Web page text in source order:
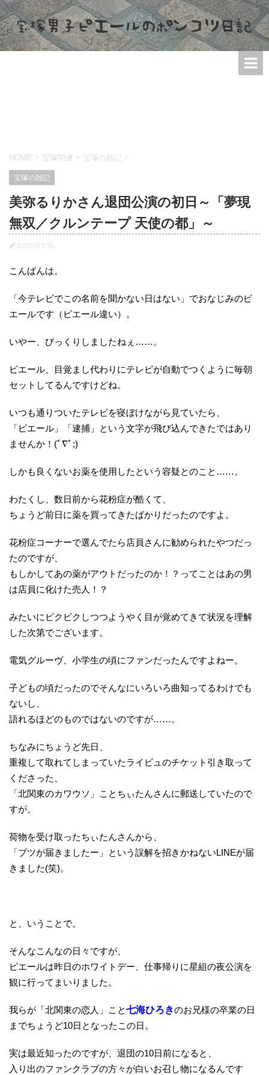
HOME > 宝塚関連 > 宝塚の雑記 >
宝塚の雑記
美弥るりかさん退団公演の初日～「夢現
無双／クルンテープ 天使の都」～
2019/03/15
こんばんは。
「今テレビでこの名前を聞かない日はない」でおなじみのピ
エールです（ピエール違い）。
いやー、びっくりしましたねぇ……。
ピエール、目覚まし代わりにテレビが自動でつくように毎朝
セットしてるんですけどね。
いつも通りついたテレビを寝ぼけながら見ていたら、
「ピエール」「逮捕」という文字が飛び込んできたではあり
ませんか！(ﾟ∇ﾟ;)
しかも良くないお薬を使用したという容疑とのこと……。
わたくし、数日前から花粉症が酷くて、
ちょうど前日に薬を買ってきたばかりだったのですよ。
花粉症コーナーで選んでたら店員さんに勧められたやつだっ
たのですが、
もしかしてあの薬がアウトだったのか！？ってことはあの男
は店員に化けた売人！？
みたいにビクビクしつつようやく目が覚めてきて状況を理解
した次第でございます。
電気グルーヴ、小学生の頃にファンだったんですよねー。
子どもの頃だったのでそんなにいろいろ曲知ってるわけでも
ないし、
語れるほどのものではないのですが……。
ちなみにちょうど先日、
重複して取れてしまっていたライビュのチケット引き取って
くださった、
「北関東のカワウソ」ことちぃたんさんに郵送していたので
すが。
荷物を受け取ったちぃたんさんから、
「ブツが届きましたー」という誤解を招きかねないLINEが届
きました(笑)。
と、いうことで。
そんなこんなの日々ですが、
ピエールは昨日のホワイトデー、仕事帰りに星組の夜公演を
観に行ってまいりました。
我らが「北関東の恋人」こと七海ひろきのお兄様の卒業の日
までちょうど10日となったこの日。
実は最近知ったのですが、退団の10日前になると、
入り出のファンクラブの方々が白いお召し物になるんです